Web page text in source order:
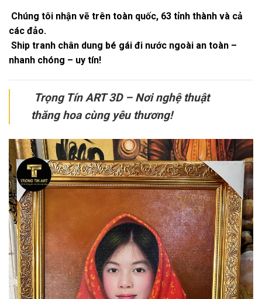
Chúng tôi nhận vẽ trên toàn quốc, 63 tỉnh thành và cả
các đảo.
Ship tranh chân dung bé gái đi nước ngoài an toàn –
nhanh chóng – uy tín!
Trọng Tín ART 3D – Nơi nghệ thuật
thăng hoa cùng yêu thương!